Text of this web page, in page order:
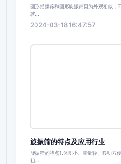
圆形摇摆筛和圆形旋振筛因为外观相似
就...
2024-03-18 16:47:57
旋振筛的特点及应用行业
旋振筛的特点1.体积小、重量轻、移动方便
粗...